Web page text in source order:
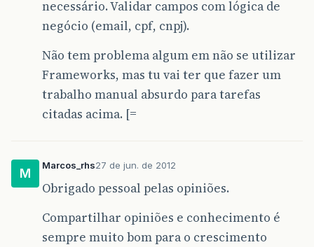
necessário. Validar campos com lógica de
negócio (email, cpf, cnpj).
Não tem problema algum em não se utilizar
Frameworks, mas tu vai ter que fazer um
trabalho manual absurdo para tarefas
citadas acima. [=
M
Marcos_rhs27 de jun. de 2012
Obrigado pessoal pelas opiniões.
Compartilhar opiniões e conhecimento é
sempre muito bom para o crescimento